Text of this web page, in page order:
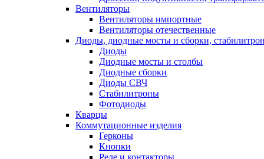
Вентиляторы
Вентиляторы импортные
Вентиляторы отечественные
Диоды, диодные мосты и сборки,
Диоды
Диодные мосты и столбы
Диодные сборки
Диоды СВЧ
Стабилитроны
Фотодиоды
Кварцы
Коммутационные изделия
Герконы
Кнопки
Реле и контакторы